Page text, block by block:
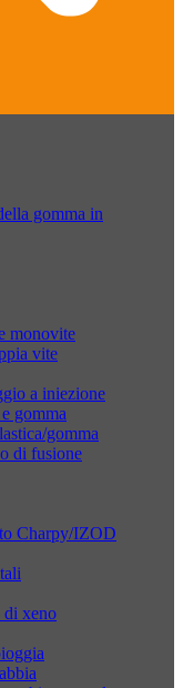
gomma in
monovite
vite
a iniezione
gomma
gomma
di fusione
Charpy/IZOD
di xeno